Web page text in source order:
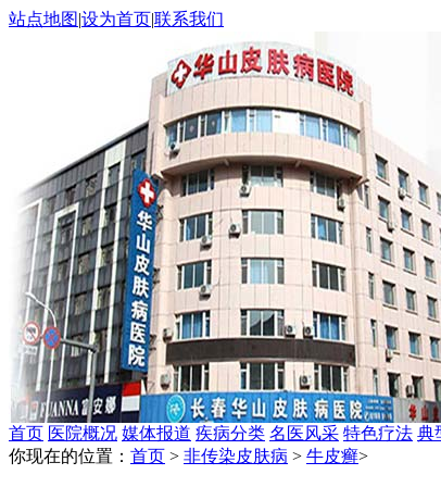
站点地图|设为首页|联系我们
首页 医院概况 媒体报道 疾病分类 名医风采 特色疗法 典
你现在的位置： 首页 > 非传染皮肤病 > 牛皮癣>